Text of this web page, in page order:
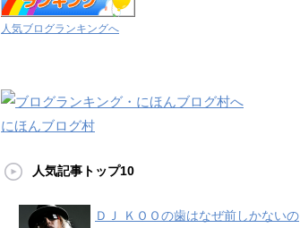
人気ブログランキングへ
にほんブログ村
人気記事トップ10
ＤＪ ＫＯＯの歯はなぜ前しかないの